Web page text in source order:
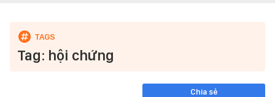
Tag: hội chứng
Chia sẻ